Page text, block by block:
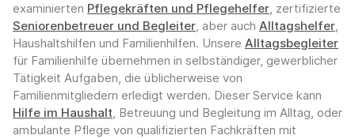
examinierten Pflegekräften und Pflegehelfer, zertifizierte
Seniorenbetreuer und Begleiter, aber auch Alltagshelfer,
Haushaltshilfen und Familienhilfen. Unsere Alltagsbegleiter
für Familienhilfe übernehmen in selbständiger, gewerblicher
Tätigkeit Aufgaben, die üblicherweise von
Familienmitgliedern erledigt werden. Dieser Service kann
Hilfe im Haushalt, Betreuung und Begleitung im Alltag, oder
ambulante Pflege von qualifizierten Fachkräften mit